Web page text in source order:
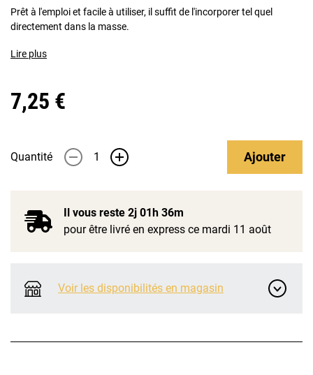
Prêt à l'emploi et facile à utiliser, il suffit de l'incorporer tel quel
directement dans la masse.
Lire plus
7,25 €
Quantité - + Ajouter
Il vous reste 2j 01h 36m
pour être livré en express ce mardi 11 août
Voir les disponibilités en magasin